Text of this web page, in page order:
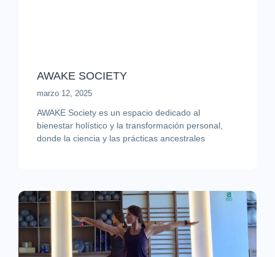
AWAKE SOCIETY
marzo 12, 2025
AWAKE Society es un espacio dedicado al
bienestar holístico y la transformación personal,
donde la ciencia y las prácticas ancestrales